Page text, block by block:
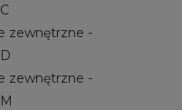
zewnętrzne -
zewnętrzne -